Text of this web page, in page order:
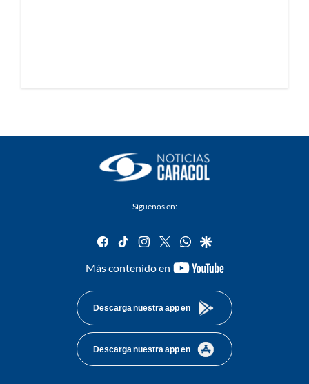
Síguenos en:
facebook
tiktok instagram
twitterwhatsapp
google
Más contenido en
youtube-
Descarga nuestra app en
Descarga nuestra app en